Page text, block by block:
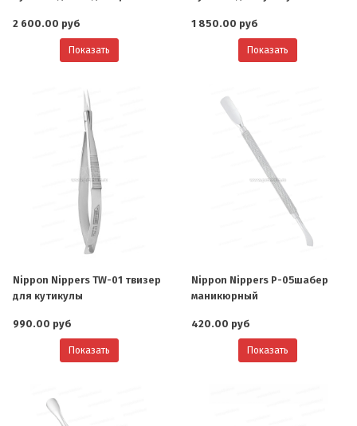
2 600.00 руб
Показать
1 850.00 руб
Показать
Nippon Nippers TW-01 твизер
для кутикулы
990.00 руб
Показать
Nippon Nippers P-05шабер
маникюрный
420.00 руб
Показать